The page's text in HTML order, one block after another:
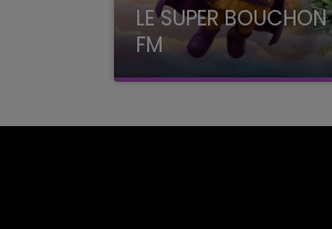
LE SUPER
FM
avec La Famille